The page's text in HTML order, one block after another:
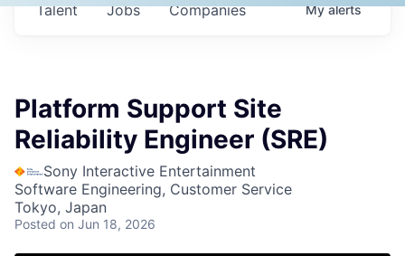
Jobs Companies
Talent Myalerts
Platform Support Site
Reliability Engineer (SRE)
Sony Interactive Entertainment
Software Engineering, Customer Service
Tokyo, Japan
Posted on Jun 18, 2026